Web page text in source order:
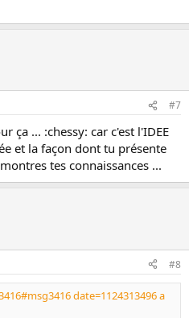
#7
ça ... :chessy: car c'est l'IDEE
et la façon dont tu présente
tes connaissances ...
#8
date=1124313496 a